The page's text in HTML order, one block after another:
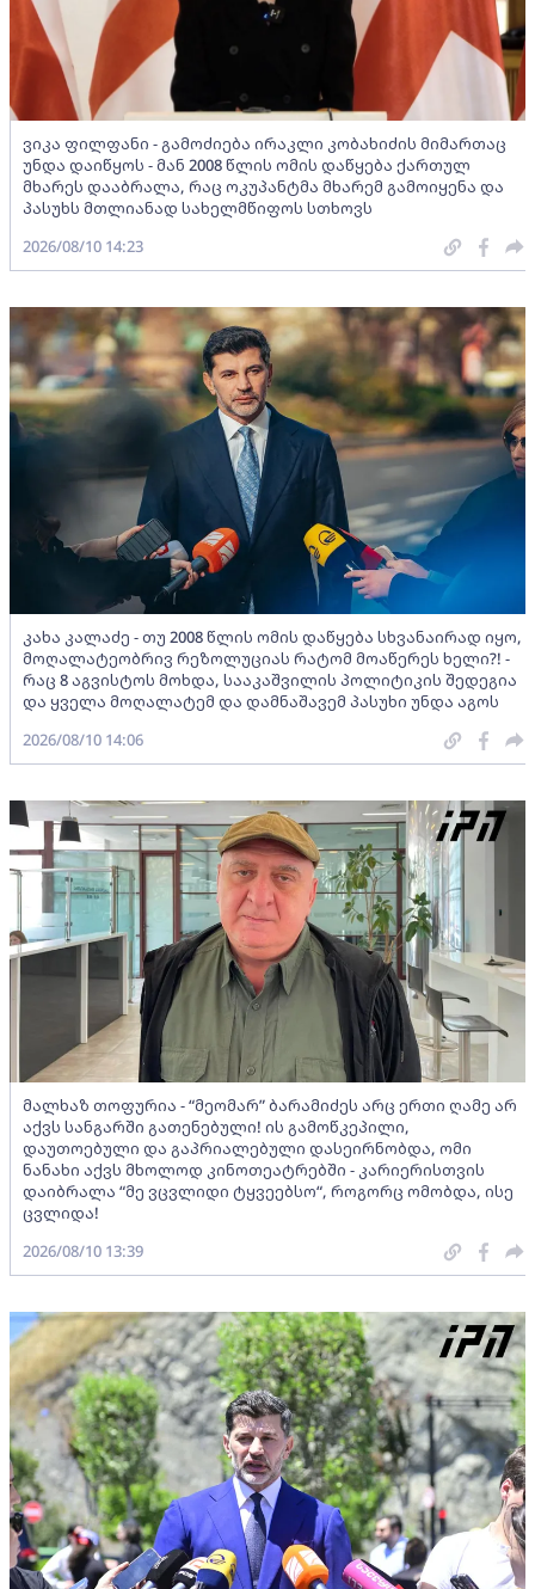
ვიკა ფილფანი - გამოძიება ირაკლი კობახიძის მიმართაც
უნდა დაიწყოს - მან 2008 წლის ომის დაწყება ქართულ
მხარეს დააბრალა, რაც ოკუპანტმა მხარემ გამოიყენა და
პასუხს მთლიანად სახელმწიფოს სთხოვს
2026/08/10 14:23
კახა კალაძე - თუ 2008 წლის ომის დაწყება სხვანაირად იყო,
მოღალატეობრივ რეზოლუციას რატომ მოაწერეს ხელი?! -
რაც 8 აგვისტოს მოხდა, სააკაშვილის პოლიტიკის შედეგია
და ყველა მოღალატემ და დამნაშავემ პასუხი უნდა აგოს
2026/08/10 14:06
მალხაზ თოფურია - “მეომარ” ბარამიძეს არც ერთი ღამე არ
აქვს სანგარში გათენებული! ის გამოწკეპილი,
დაუთოებული და გაპრიალებული დასეირნობდა, ომი
ნანახი აქვს მხოლოდ კინოთეატრებში - კარიერისთვის
დაიბრალა “მე ვცვლიდი ტყვეებსო“, როგორც ომობდა, ისე
ცვლიდა!
2026/08/10 13:39